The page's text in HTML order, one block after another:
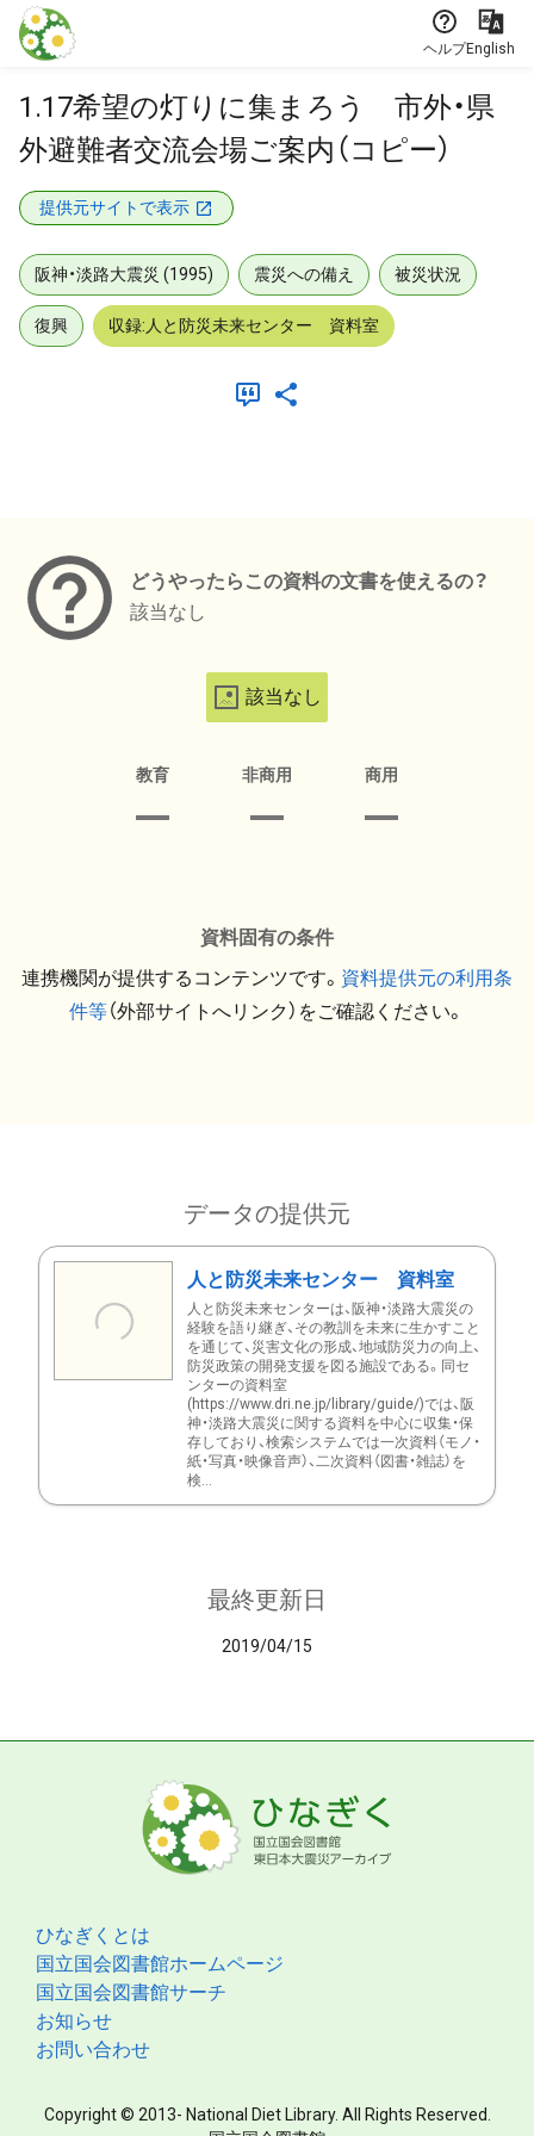
本文に飛ぶ
ヘルプEnglish
1.17希望の灯りに集まろう 市外・県
外避難者交流会場ご案内（コピー）
提供元サイトで表示
阪神・淡路大震災 (1995) 震災への備え 被災状況
復興 収録:人と防災未来センター 資料室
どうやったらこの資料の文書を使えるの？
該当なし
該当なし
教育 非商用 商用
資料固有の条件
連携機関が提供するコンテンツです。 資料提供元の利用条
件等（外部サイトへリンク）をご確認ください。
データの提供元
人と防災未来センター 資料室
人と防災未来センターは、阪神・淡路大震災の
経験を語り継ぎ、その教訓を未来に生かすこと
を通じて、災害文化の形成、地域防災力の向上、
防災政策の開発支援を図る施設である。同セ
ンターの資料室
(https://www.dri.ne.jp/library/guide/)では、阪
神・淡路大震災に関する資料を中心に収集・保
存しており、検索システムでは一次資料（モノ・
紙・写真・映像音声）、二次資料（図書・雑誌）を
検...
最終更新日
2019/04/15
ひなぎくとは
国立国会図書館ホームページ
国立国会図書館サーチ
お知らせ
お問い合わせ
Copyright © 2013- National Diet Library. All Rights Reserved.